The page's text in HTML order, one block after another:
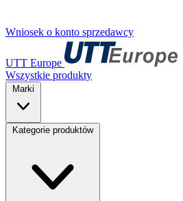
Wniosek o konto sprzedawcy
UTT Europe
Wszystkie produkty
Marki
Kategorie produktów